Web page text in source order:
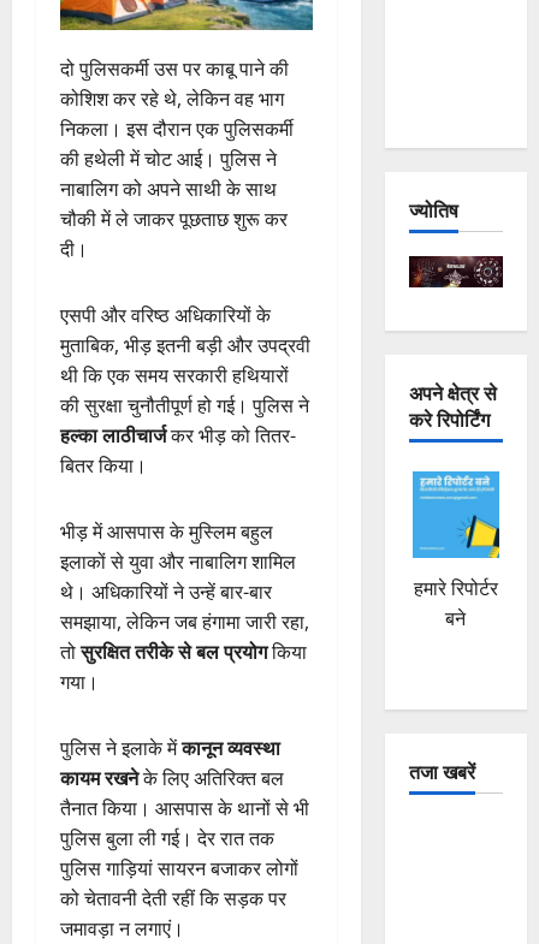
दो पुलिसकर्मी उस पर काबू पाने की
कोशिश कर रहे थे, लेकिन वह भाग
निकला। इस दौरान एक पुलिसकर्मी
की हथेली में चोट आई। पुलिस ने
नाबालिग को अपने साथी के साथ
चौकी में ले जाकर पूछताछ शुरू कर
दी।
एसपी और वरिष्ठ अधिकारियों के
मुताबिक, भीड़ इतनी बड़ी और उपद्रवी
थी कि एक समय सरकारी हथियारों
की सुरक्षा चुनौतीपूर्ण हो गई। पुलिस ने
हल्का लाठीचार्जकर भीड़ को तितर-
बितर किया।
भीड़ में आसपास के मुस्लिम बहुल
इलाकों से युवा और नाबालिग शामिल
थे। अधिकारियों ने उन्हें बार-बार
समझाया, लेकिन जब हंगामा जारी रहा,
तोसुरक्षित तरीके से बल प्रयोगकिया
गया।
पुलिस ने इलाके मेंकानून व्यवस्था
कायम रखनेके लिए अतिरिक्त बल
तैनात किया। आसपास के थानों से भी
पुलिस बुला ली गई। देर रात तक
पुलिस गाड़ियां सायरन बजाकर लोगों
को चेतावनी देती रहीं कि सड़क पर
जमावड़ा न लगाएं।
ज्योतिष
अपने क्षेत्र से
करे रिपोर्टिंग
हमारे रिपोर्टर
बने
तजा खबरें